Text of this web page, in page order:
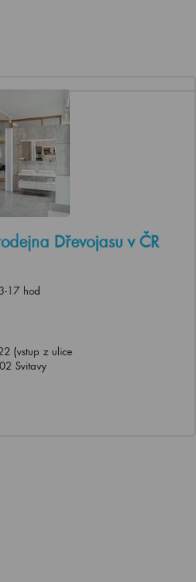
Dřevojasu v ČR
17 hod
(vstup z ulice
Svitavy